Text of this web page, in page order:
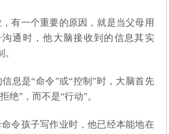
有一个重要的原因，就是当父母用
沟通时，他大脑接收到的信息其实
息是“命令”或“控制”时，大脑首先
绝”，而不是“行动”。
令孩子写作业时，他已经本能地在